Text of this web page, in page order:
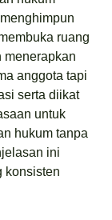
ruang
menerapkan
anggota tapi
serta diikat
untuk
hukum tanpa
ini
konsisten